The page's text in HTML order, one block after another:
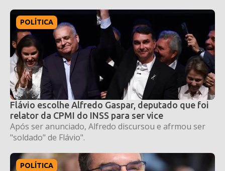
POLÍTICA
Flávio escolhe Alfredo Gaspar, deputado que foi
relator da CPMI do INSS para ser vice
Após ser anunciado, Alfredo discursou e afrmou ser
"soldado" de Flávio".
POLÍTICA